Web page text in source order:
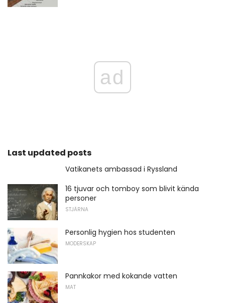
ad
Last updated posts
Vatikanets ambassad i Ryssland
16 tjuvar och tomboy som blivit kända
personer
STJÄRNA
Personlig hygien hos studenten
MODERSKAP
Pannkakor med kokande vatten
MAT